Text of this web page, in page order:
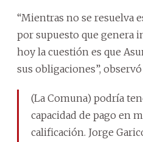
“Mientras no se resuelva
por supuesto que genera
hoy la cuestión es que
sus obligaciones”,
(La Comuna) podría
capacidad de pago en
calificación. Jorge